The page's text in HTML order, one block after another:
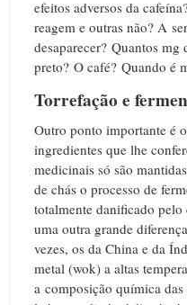
efeitos adversos da
reagem e outras não? A
desaparecer? Quantos mg
preto? O café? Quando é
Torrefação e
Outro ponto importante é
ingredientes que lhe
medicinais só são
de chás o processo de
totalmente danificado pelo
uma outra grande
vezes, os da China e da
metal (wok) a altas
a composição química